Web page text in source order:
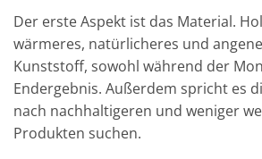
Der erste Aspekt ist das Material.
wärmeres, natürlicheres und
Kunststoff, sowohl während der
Endergebnis. Außerdem spricht es
nach nachhaltigeren und weniger
Produkten suchen.